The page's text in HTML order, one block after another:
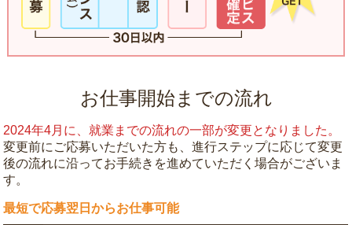
お仕事開始までの流れ
2024年4月に、就業までの流れの一部が変更となりました。
変更前にご応募いただいた方も、進行ステップに応じて変更
後の流れに沿ってお手続きを進めていただく場合がございま
す。
最短で応募翌日からお仕事可能